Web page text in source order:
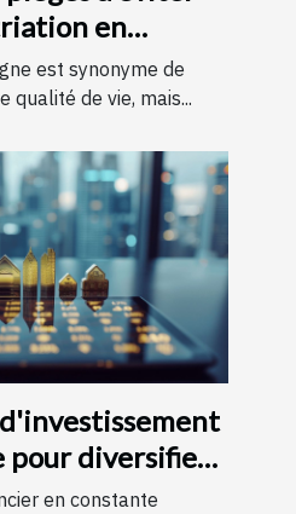
en
est synonyme de
qualité de vie, mais...
pour diversifier
en 2023
en constante